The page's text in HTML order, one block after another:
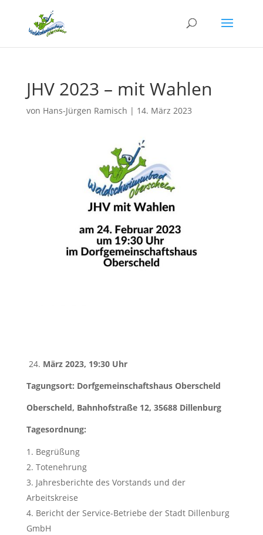
JHV 2023 – mit Wahlen
von Hans-Jürgen Ramisch | 14. März 2023
24. März 2023, 19:30 Uhr
Tagungsort: Dorfgemeinschaftshaus Oberscheld
Oberscheld, Bahnhofstraße 12, 35688 Dillenburg
Tagesordnung:
Begrüßung
Totenehrung
Jahresberichte des Vorstands und der
Arbeitskreise
Bericht der Service-Betriebe der Stadt Dillenburg
GmbH